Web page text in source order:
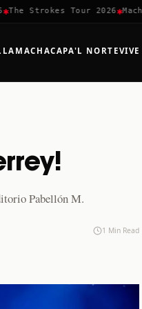
Strokes Tour 2026✱
MACHACAPA'L NORTE
Pabellón M.
1 Min Read